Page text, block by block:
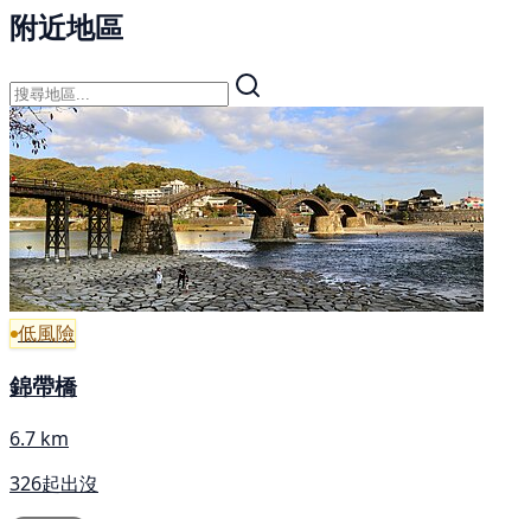
附近地區
低風險
錦帶橋
6.7 km
326起出沒